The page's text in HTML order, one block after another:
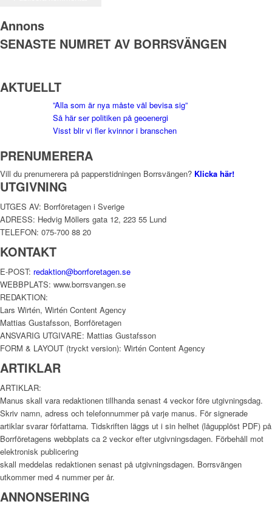
Annons
SENASTE NUMRET AV BORRSVÄNGEN
AKTUELLT
”Alla som är nya måste väl bevisa sig”
Så här ser politiken på geoenergi
Visst blir vi fler kvinnor i branschen
PRENUMERERA
Vill du prenumerera på papperstidningen Borrsvängen? Klicka här!
UTGIVNING
UTGES AV: Borrföretagen i Sverige
ADRESS: Hedvig Möllers gata 12, 223 55 Lund
TELEFON: 075-700 88 20
KONTAKT
E-POST: redaktion@borrforetagen.se
WEBBPLATS: www.borrsvangen.se
REDAKTION:
Lars Wirtén, Wirtén Content Agency
Mattias Gustafsson, Borrföretagen
ANSVARIG UTGIVARE: Mattias Gustafsson
FORM & LAYOUT (tryckt version): Wirtén Content Agency
ARTIKLAR
ARTIKLAR:
Manus skall vara redaktionen tillhanda senast 4 veckor före utgivningsdag.
Skriv namn, adress och telefonnummer på varje manus. För signerade
artiklar svarar författarna. Tidskriften läggs ut i sin helhet (lågupplöst PDF) på
Borrföretagens webbplats ca 2 veckor efter utgivningsdagen. Förbehåll mot
elektronisk publicering
skall meddelas redaktionen senast på utgivningsdagen. Borrsvängen
utkommer med 4 nummer per år.
ANNONSERING